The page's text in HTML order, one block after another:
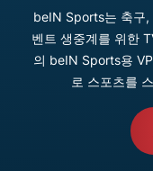
beIN Sports는 축구,
벤트 생중계를 위한
의 beIN Sports용
로 스포츠를